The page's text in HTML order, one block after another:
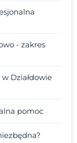
- zakres
Działdowie
pomoc